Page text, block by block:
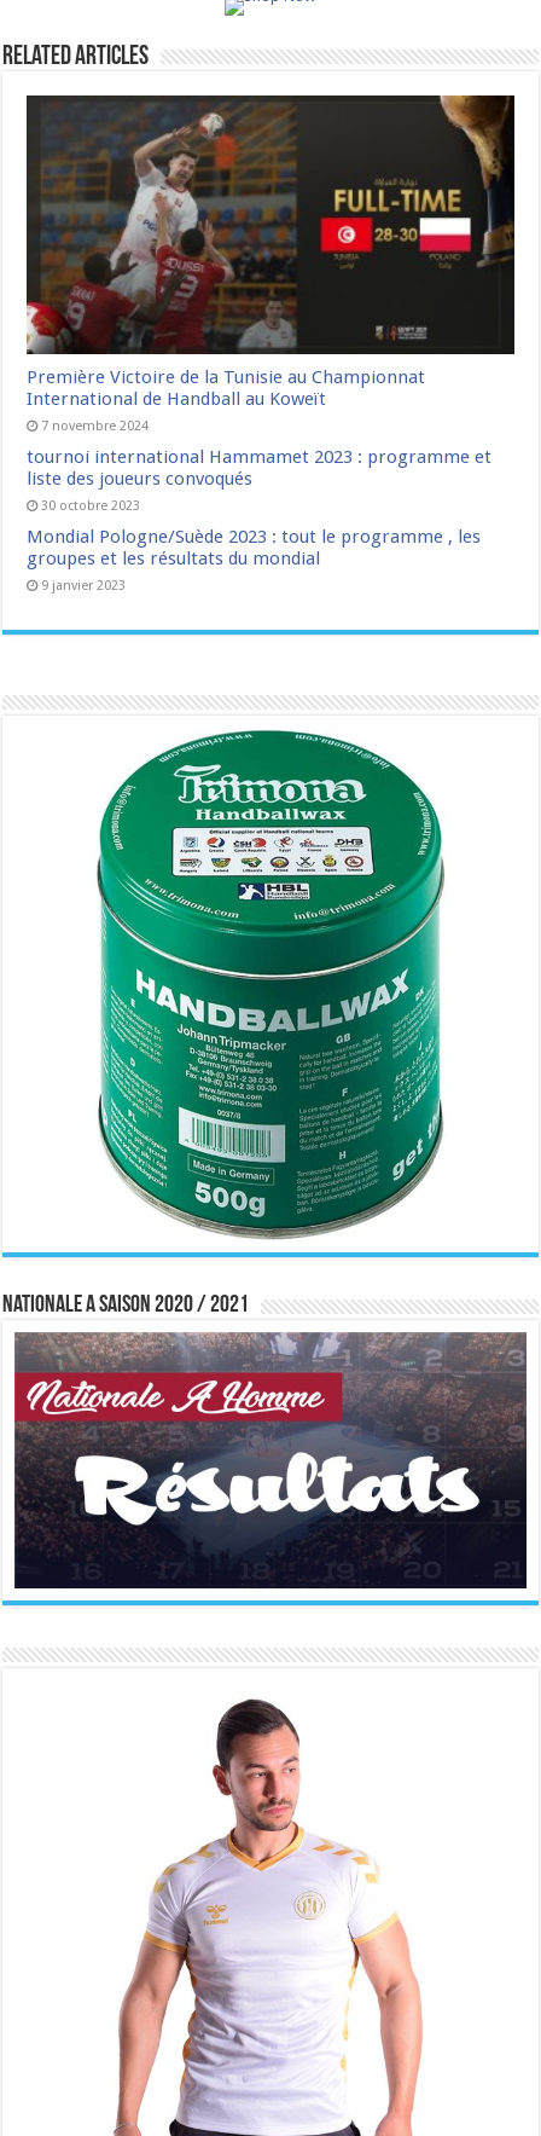
Related Articles
Première Victoire de la Tunisie au Championnat
International de Handball au Koweït
7 novembre 2024
tournoi international Hammamet 2023 : programme et
liste des joueurs convoqués
30 octobre 2023
Mondial Pologne/Suède 2023 : tout le programme , les
groupes et les résultats du mondial
9 janvier 2023
Nationale A saison 2020 / 2021